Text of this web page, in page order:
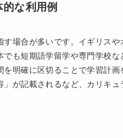
な利用例
場合が多いです。イギリス
でも短期語学留学や専門学校
を明確に区切ることで学習計
が記載されるなど、カリキ